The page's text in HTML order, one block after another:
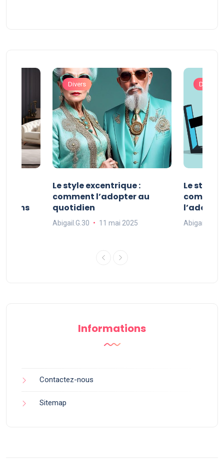
dans
Divers
Le style excentrique :
comment l’adopter au
quotidien
Abigail.G.30 11 mai 2025
Divers
Le style
Abigail.G.30
Informations
Contactez-nous
Sitemap